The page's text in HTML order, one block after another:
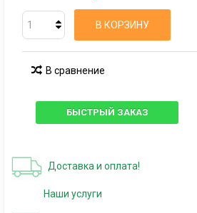
В КОРЗИНУ
В сравнение
БЫСТРЫЙ ЗАКАЗ
Доставка и оплата!
Наши услуги